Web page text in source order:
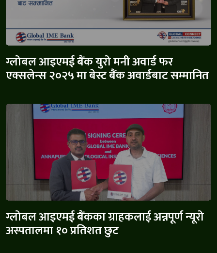
ग्लोबल आइएमई बैंक युरो मनी अवार्ड फर
एक्सलेन्स २०२५ मा बेस्ट बैंक अवार्डबाट सम्मानित
ग्लोबल आइएमई बैंकका ग्राहकलाई अन्नपूर्ण न्यूरो
अस्पतालमा १० प्रतिशत छुट